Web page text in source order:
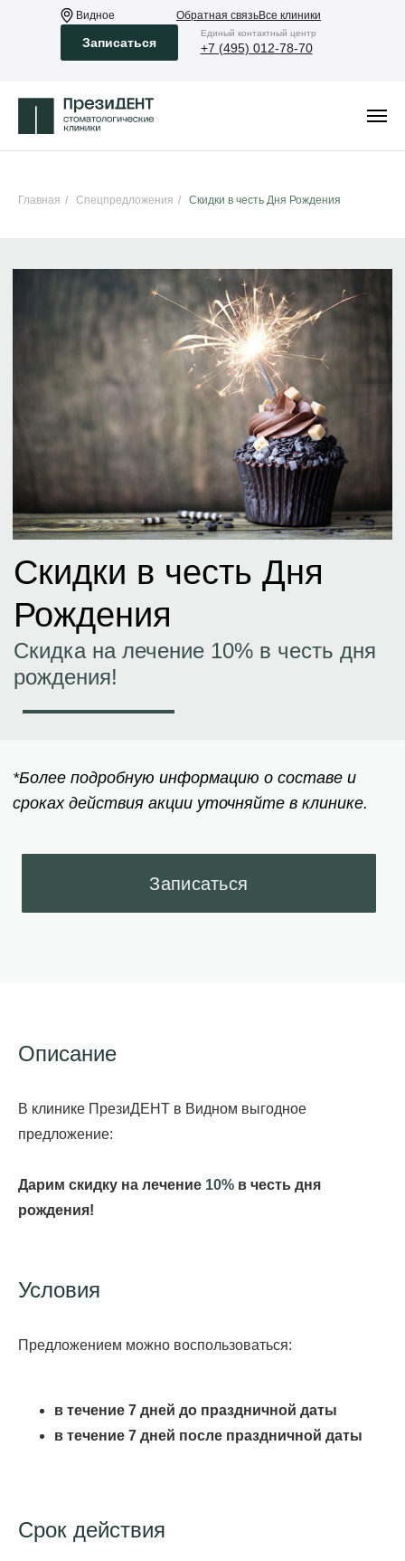
Обратная связьВсе клиники
Eдиный контактный центр
+7 (495) 012-78-70
Видное
Записаться
Главная / Спецпредложения / Скидки в честь Дня Рождения
сроках действия акции уточняйте в клинике.
Записаться
Скидки
в честь Дня
Рождения
Скидка на лечение 10% в честь дня
Описание
В клинике ПрезиДЕНТ в Видном выгодное
предложение:
Дарим скидку на лечение 10% в честь дня
рождения!
Условия
Предложением можно воспользоваться:
в течение 7 дней до праздничной даты
в течение 7 дней после праздничной даты
Срок действия